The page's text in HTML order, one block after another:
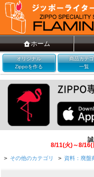
ホーム
オリジナル
Zippoを作る
商品カテ
一覧
8/11(火)～8/16(
> その他のカテゴリ > 資料：廃盤